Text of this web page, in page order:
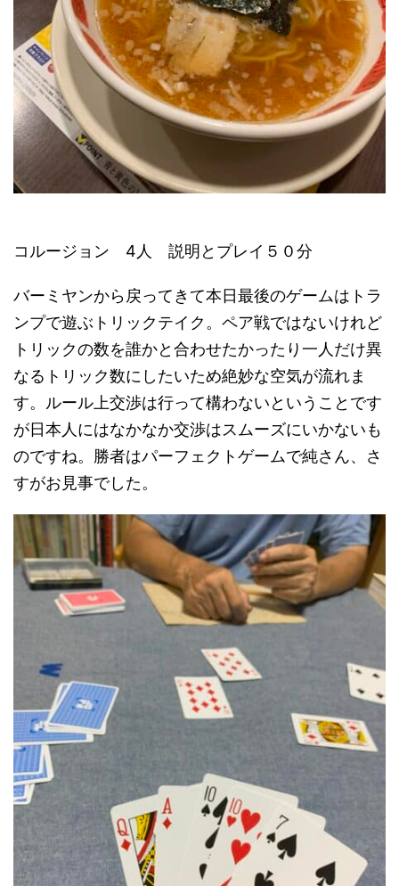
コルージョン 4人 説明とプレイ５０分
バーミヤンから戻ってきて本日最後のゲームはトラ
ンプで遊ぶトリックテイク。ペア戦ではないけれど
トリックの数を誰かと合わせたかったり一人だけ異
なるトリック数にしたいため絶妙な空気が流れま
す。ルール上交渉は行って構わないということです
が日本人にはなかなか交渉はスムーズにいかないも
のですね。勝者はパーフェクトゲームで純さん、さ
すがお見事でした。